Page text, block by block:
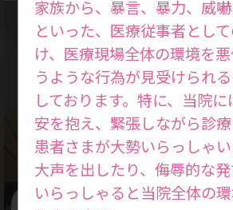
家族から、暴言、暴力、威
といった、医療従事者とし
け、医療現場全体の環境を
うような行為が見受けられ
しております。特に、当院
安を抱え、緊張しながら診
患者さまが大勢いらっしゃ
大声を出したり、侮辱的な
いらっしゃると当院全体の
診療方針
Treatment